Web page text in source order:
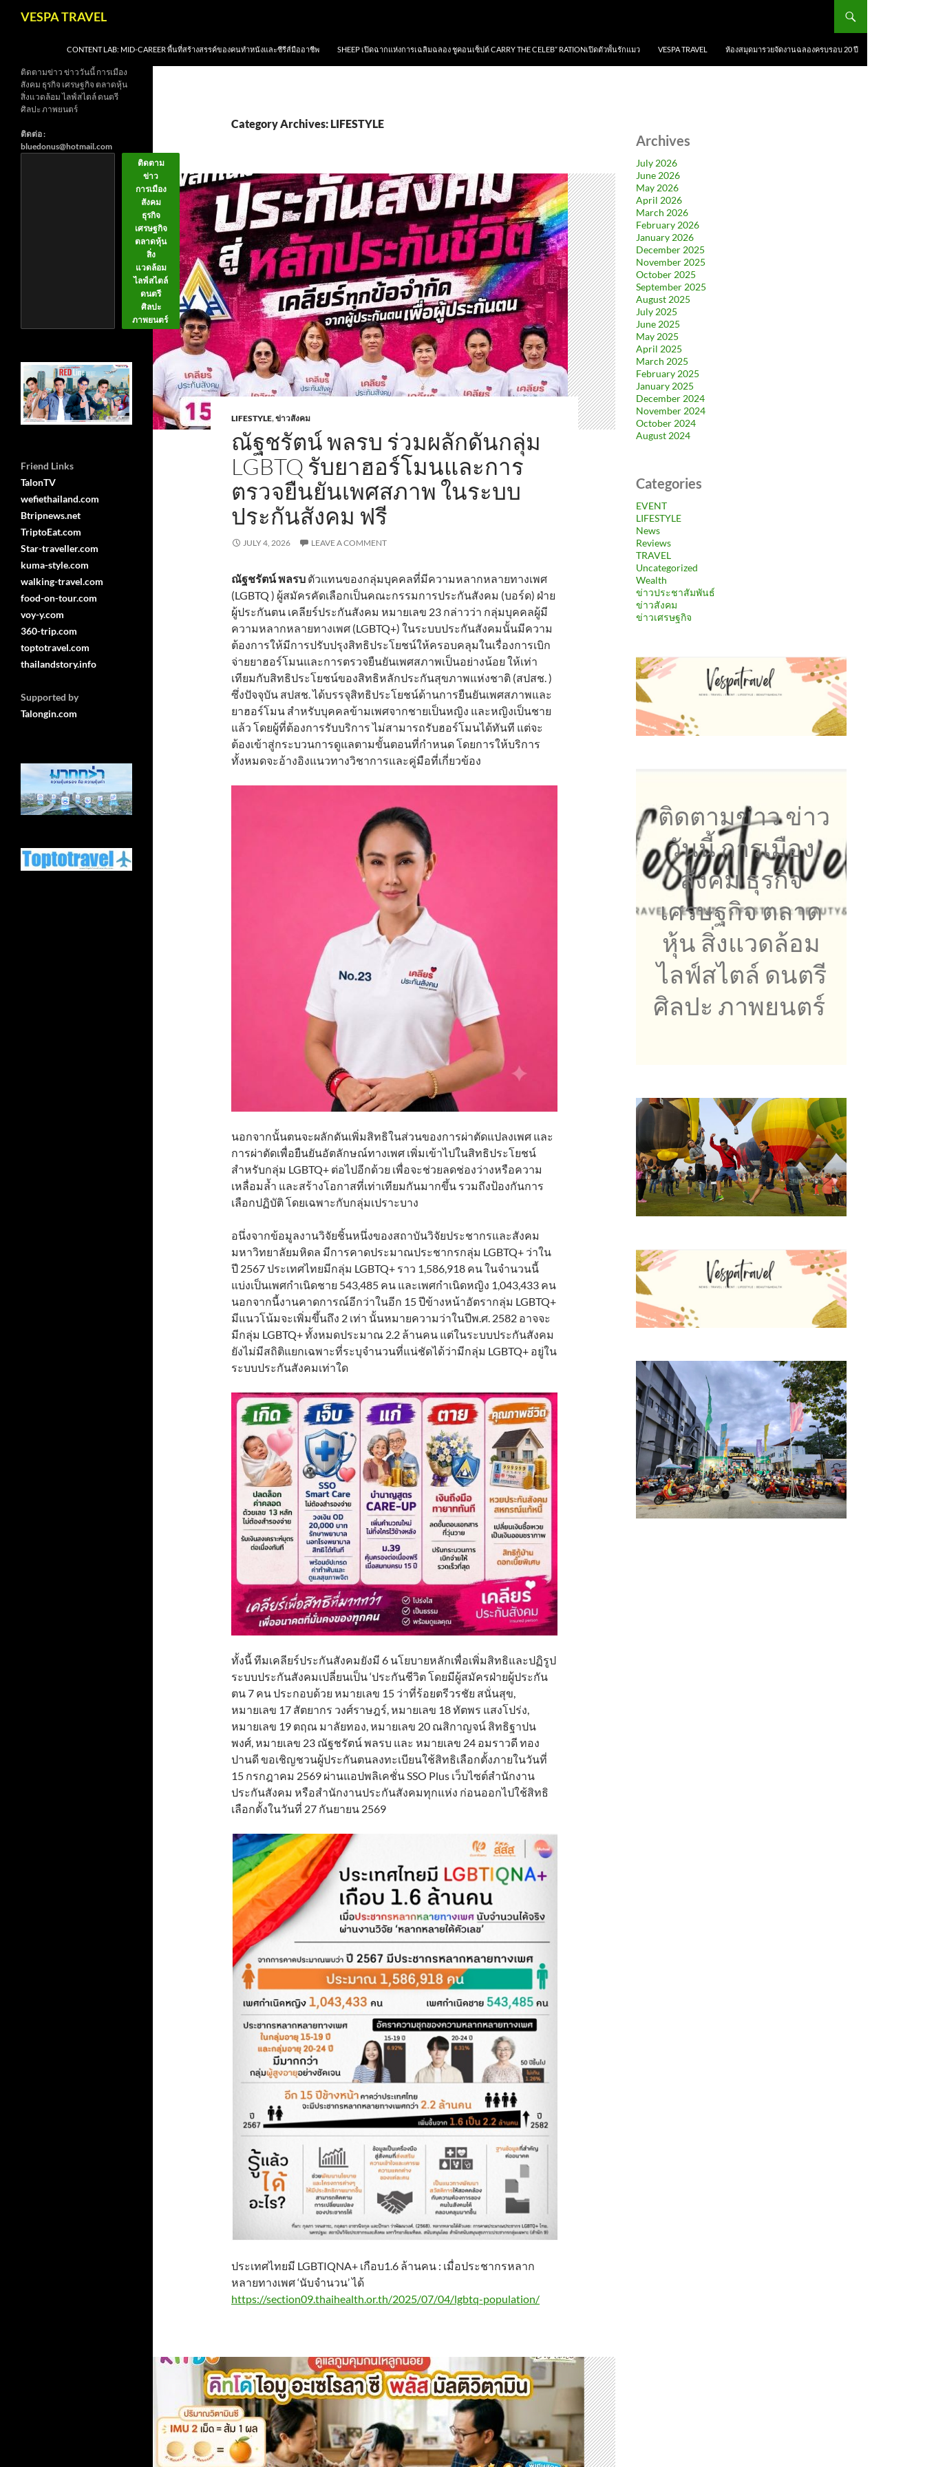
VESPA TRAVEL
CONTENT LAB: MID-CAREER พื้นที่สร้างสรรค์ของคนทำหนังและซีรีส์มืออาชีพ SHEEP เปิดฉากแห่งการเฉลิมฉลอง ชูคอนเซ็ปต์ CARRY THE CELEB” RATIONเปิดตัวพั้นรักแมว VESPA TRAVEL ห้องสมุดมารวยจัดงานฉลองครบรอบ 20 ปี
Category Archives: LIFESTYLE
LIFESTYLE,ข่าวสังคม
ณัฐชรัตน์ พลรบ ร่วมผลักดันกลุ่ม
LGBTQ รับยาฮอร์โมนและการ
ตรวจยืนยันเพศสภาพ ในระบบ
ประกันสังคม ฟรี
JULY 4, 2026 LEAVE A COMMENT
ณัฐชรัตน์ พลรบ ตัวแทนของกลุ่มบุคคลที่มีความหลากหลายทางเพศ
(LGBTQ ) ผู้สมัครคัดเลือกเป็นคณะกรรมการประกันสังคม (บอร์ด) ฝ่าย
ผู้ประกันตน เคลียร์ประกันสังคม หมายเลข 23 กล่าวว่า กลุ่มบุคคลผู้มี
ความหลากหลายทางเพศ (LGBTQ+) ในระบบประกันสังคมนั้นมีความ
ต้องการให้มีการปรับปรุงสิทธิประโยชน์ให้ครอบคลุมในเรื่องการเบิก
จ่ายยาฮอร์โมนและการตรวจยืนยันเพศสภาพเป็นอย่างน้อย ให้เท่า
เทียมกับสิทธิประโยชน์ของสิทธิหลักประกันสุขภาพแห่งชาติ (สปสช. )
ซึ่งปัจจุบัน สปสช. ได้บรรจุสิทธิประโยชน์ด้านการยืนยันเพศสภาพและ
ยาฮอร์โมน สำหรับบุคคลข้ามเพศจากชายเป็นหญิง และหญิงเป็นชาย
แล้ว โดยผู้ที่ต้องการรับบริการ ไม่สามารถรับฮอร์โมนได้ทันที แต่จะ
ต้องเข้าสู่กระบวนการดูแลตามขั้นตอนที่กำหนด โดยการให้บริการ
ทั้งหมดจะอ้างอิงแนวทางวิชาการและคู่มือที่เกี่ยวข้อง
นอกจากนั้นตนจะผลักดันเพิ่มสิทธิในส่วนของการผ่าตัดแปลงเพศ และ
การผ่าตัดเพื่อยืนยันอัตลักษณ์ทางเพศ เพิ่มเข้าไปในสิทธิประโยชน์
สำหรับกลุ่ม LGBTQ+ ต่อไปอีกด้วย เพื่อจะช่วยลดช่องว่างหรือความ
เหลื่อมล้ำ และสร้างโอกาสที่เท่าเทียมกันมากขึ้น รวมถึงป้องกันการ
เลือกปฏิบัติ โดยเฉพาะกับกลุ่มเปราะบาง
อนึ่งจากข้อมูลงานวิจัยชิ้นหนึ่งของสถาบันวิจัยประชากรและสังคม
มหาวิทยาลัยมหิดล มีการคาดประมาณประชากรกลุ่ม LGBTQ+ ว่าใน
ปี 2567 ประเทศไทยมีกลุ่ม LGBTQ+ ราว 1,586,918 คน ในจำนวนนี้
แบ่งเป็นเพศกำเนิดชาย 543,485 คน และเพศกำเนิดหญิง 1,043,433 คน
นอกจากนี้งานคาดการณ์อีกว่าในอีก 15 ปีข้างหน้าอัตรากลุ่ม LGBTQ+
มีแนวโน้มจะเพิ่มขึ้นถึง 2 เท่า นั้นหมายความว่าในปีพ.ศ. 2582 อาจจะ
มีกลุ่ม LGBTQ+ ทั้งหมดประมาณ 2.2 ล้านคน แต่ในระบบประกันสังคม
ยังไม่มีสถิติแยกเฉพาะที่ระบุจำนวนที่แน่ชัดได้ว่ามีกลุ่ม LGBTQ+ อยู่ใน
ระบบประกันสังคมเท่าใด
ทั้งนี้ ทีมเคลียร์ประกันสังคมยังมี 6 นโยบายหลักเพื่อเพิ่มสิทธิและปฏิรูป
ระบบประกันสังคมเปลี่ยนเป็น ‘ประกันชีวิต โดยมีผู้สมัครฝ่ายผู้ประกัน
ตน 7 คน ประกอบด้วย หมายเลข 15 ว่าที่ร้อยตรีวรชัย สนั่นสุข,
หมายเลข 17 สัตยากร วงศ์ราษฎร์, หมายเลข 18 ทัตพร แสงโปร่ง,
หมายเลข 19 ตฤณ มาลัยทอง, หมายเลข 20 ณสิกาญจน์ สิทธิฐาปน
พงศ์, หมายเลข 23 ณัฐชรัตน์ พลรบ และ หมายเลข 24 อมราวดี ทอง
ปานดี ขอเชิญชวนผู้ประกันตนลงทะเบียนใช้สิทธิเลือกตั้งภายในวันที่
15 กรกฎาคม 2569 ผ่านแอปพลิเคชั่น SSO Plus เว็บไซต์สำนักงาน
ประกันสังคม หรือสำนักงานประกันสังคมทุกแห่ง ก่อนออกไปใช้สิทธิ
เลือกตั้งในวันที่ 27 กันยายน 2569
ประเทศไทยมี LGBTIQNA+ เกือบ1.6 ล้านคน : เมื่อประชากรหลาก
หลายทางเพศ ‘นับจำนวน’ ได้
https://section09.thaihealth.or.th/2025/07/04/lgbtq-population/
Archives
July 2026
June 2026
May 2026
April 2026
March 2026
February 2026
January 2026
December 2025
November 2025
October 2025
September 2025
August 2025
July 2025
June 2025
May 2025
April 2025
March 2025
February 2025
January 2025
December 2024
November 2024
October 2024
August 2024
Categories
EVENT
LIFESTYLE
News
Reviews
TRAVEL
Uncategorized
Wealth
ข่าวประชาสัมพันธ์
ข่าวสังคม
ข่าวเศรษฐกิจ
ติดตามข่าว ข่าว
วันนี้ การเมือง
สังคม ธุรกิจ
เศรษฐกิจ ตลาด
หุ้น สิ่งแวดล้อม
ไลฟ์สไตล์ ดนตรี
ศิลปะ ภาพยนตร์
ติดตามข่าว ข่าววันนี้ การเมือง
สังคม ธุรกิจ เศรษฐกิจ ตลาดหุ้น
สิ่งแวดล้อม ไลฟ์สไตล์ ดนตรี
ศิลปะ ภาพยนตร์
ติดต่อ :
bluedonus@hotmail.com
ติดตาม
ข่าว
การเมือง
สังคม
ธุรกิจ
เศรษฐกิจ
ตลาดหุ้น
สิ่ง
แวดล้อม
ไลฟ์สไตล์
ดนตรี
ศิลปะ
ภาพยนตร์
Friend Links
TalonTV
wefiethailand.com
Btripnews.net
TriptoEat.com
Star-traveller.com
kuma-style.com
walking-travel.com
food-on-tour.com
voy-y.com
360-trip.com
toptotravel.com
thailandstory.info
Supported by
Talongin.com